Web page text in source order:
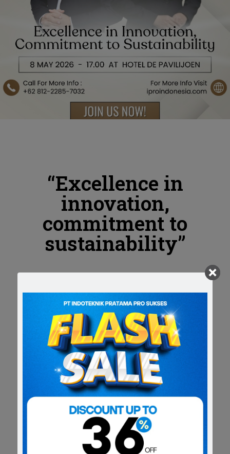
“Excellence in
innovation,
commitment to
sustainability”
Dalam upaya memperkuat daya saing industri material
bangunan , diperlukan sinergi yang kokoh antara kualitas
produk dan kekuatan kemitraan bisnis . Kami PT Indoteknik
Pratama Pro Sukses menghadirkan sebuah inisiatif
kolaboratif bertema“incredible materials make stronger
partnership”berkomitmen menghadirkan solusi material
unggul serta membangun kolaborasi strategis yang
berkelanjutan .
Melalui kegiatan ini , kami bermaksud mengundang para
business owner dari BNI , kontraktor, dan arsitek dalam satu
forum eksklusif yang menghadirkan presentasi produk ,
demonstrasi keunggulan dan ketahanan material serta